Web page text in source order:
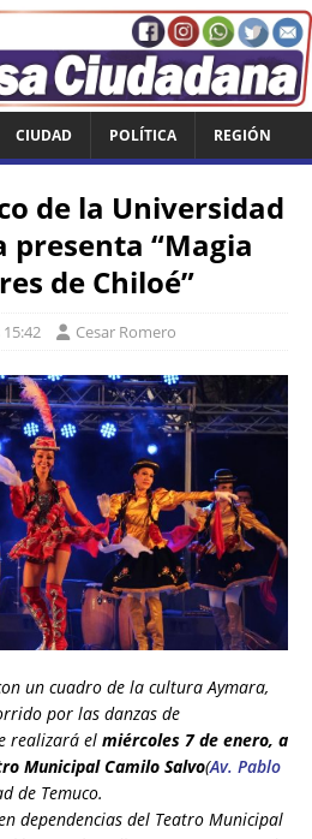
CIUDAD POLÍTICA REGIÓN
de la Universidad
presenta “Magia
de Chiloé”
Cesar Romero
un cuadro de la cultura Aymara,
por las danzas de
realizará el miércoles 7 de enero, a
Municipal Camilo Salvo(Av. Pablo
de Temuco.
dependencias del Teatro Municipal